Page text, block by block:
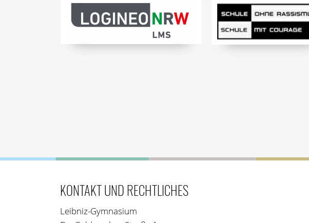
KONTAKT UND RECHTLICHES
Leibniz-Gymnasium